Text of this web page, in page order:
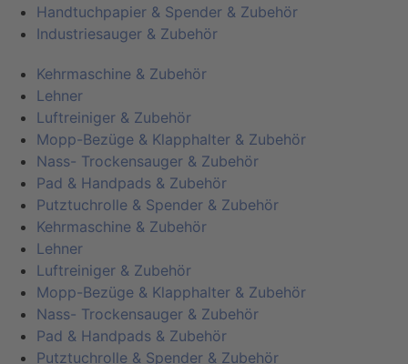
Handtuchpapier & Spender & Zubehör
Industriesauger & Zubehör
Kehrmaschine & Zubehör
Lehner
Luftreiniger & Zubehör
Mopp-Bezüge & Klapphalter & Zubehör
Nass- Trockensauger & Zubehör
Pad & Handpads & Zubehör
Putztuchrolle & Spender & Zubehör
Kehrmaschine & Zubehör
Lehner
Luftreiniger & Zubehör
Mopp-Bezüge & Klapphalter & Zubehör
Nass- Trockensauger & Zubehör
Pad & Handpads & Zubehör
Putztuchrolle & Spender & Zubehör